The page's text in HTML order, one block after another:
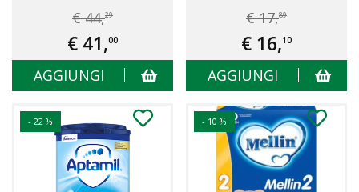
€ 44,29
€ 41,00
AGGIUNGI
€ 17,89
€ 16,10
AGGIUNGI
- 22 % - 10 %